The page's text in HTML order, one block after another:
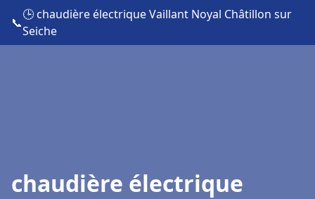
📞
🕒 chaudière électrique Vaillant Noyal Châtillon sur
Seiche
chaudière électrique